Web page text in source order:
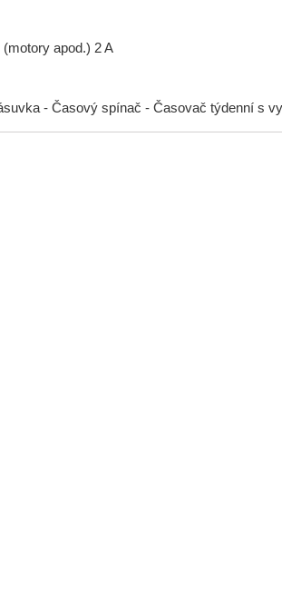
apod.) 2 A
- Časový spínač - Časovač týdenní s